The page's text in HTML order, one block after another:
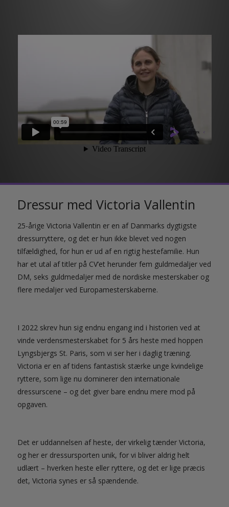
Dressur med Victoria Vallentin
25-årige Victoria Vallentin er en af Danmarks dygtigste
dressurryttere, og det er hun ikke blevet ved nogen
tilfældighed, for hun er ud af en rigtig hestefamilie. Hun
har et utal af titler på CV’et herunder fem guldmedaljer ved
DM, seks guldmedaljer med de nordiske mesterskaber og
flere medaljer ved Europamesterskaberne.
I 2022 skrev hun sig endnu engang ind i historien ved at
vinde verdensmesterskabet for 5 års heste med hoppen
Lyngsbjergs St. Paris, som vi ser her i daglig træning.
Victoria er en af tidens fantastisk stærke unge kvindelige
ryttere, som lige nu dominerer den internationale
dressurscene – og det giver bare endnu mere mod på
opgaven.
Det er uddannelsen af heste, der virkelig tænder Victoria,
og her er dressursporten unik, for vi bliver aldrig helt
udlært – hverken heste eller ryttere, og det er lige præcis
det, Victoria synes er så spændende.